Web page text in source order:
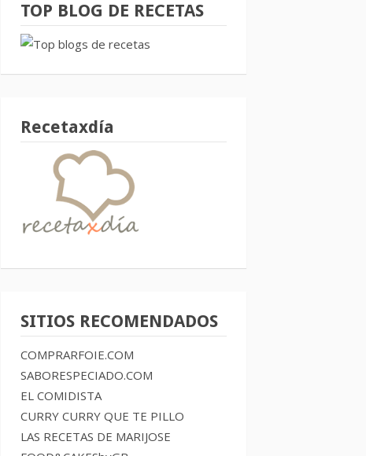
TOP BLOG DE RECETAS
Recetaxdía
SITIOS RECOMENDADOS
COMPRARFOIE.COM
SABORESPECIADO.COM
EL COMIDISTA
CURRY CURRY QUE TE PILLO
LAS RECETAS DE MARIJOSE